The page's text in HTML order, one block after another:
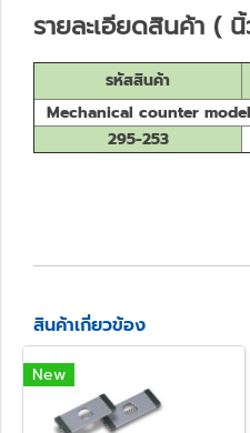
รายละเอียดสินค้า (
รหัสสินค้า
Mechanical counter model
295-253
สินค้าเกี่ยวข้อง
New